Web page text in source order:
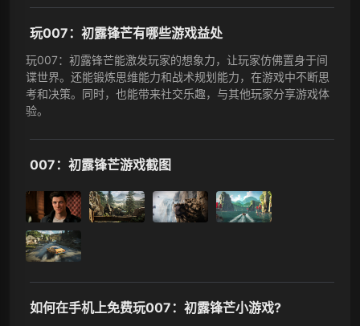
玩007：初露锋芒有哪些游戏益处
玩007：初露锋芒能激发玩家的想象力，让玩家仿佛置身于间
谍世界。还能锻炼思维能力和战术规划能力，在游戏中不断思
考和决策。同时，也能带来社交乐趣，与其他玩家分享游戏体
验。
007：初露锋芒游戏截图
如何在手机上免费玩007：初露锋芒小游戏?